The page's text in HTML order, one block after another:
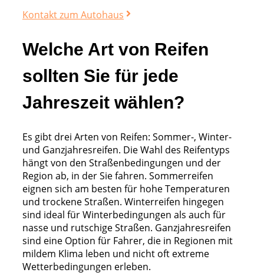
Kontakt zum Autohaus
Welche Art von Reifen
sollten Sie für jede
Jahreszeit wählen?
Es gibt drei Arten von Reifen: Sommer-, Winter-
und Ganzjahresreifen. Die Wahl des Reifentyps
hängt von den Straßenbedingungen und der
Region ab, in der Sie fahren. Sommerreifen
eignen sich am besten für hohe Temperaturen
und trockene Straßen. Winterreifen hingegen
sind ideal für Winterbedingungen als auch für
nasse und rutschige Straßen. Ganzjahresreifen
sind eine Option für Fahrer, die in Regionen mit
mildem Klima leben und nicht oft extreme
Wetterbedingungen erleben.